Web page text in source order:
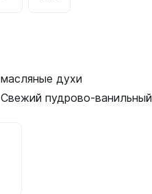
масляные духи
Свежий пудрово-ванильный